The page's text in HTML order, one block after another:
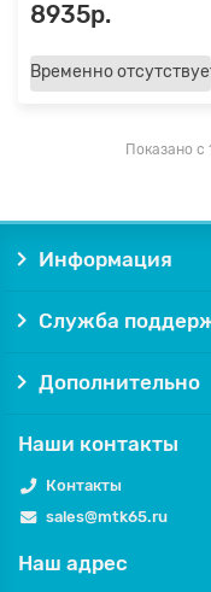
8935р.
Временно
Показано с
Информация
Служба
Дополнительно
Наши контакты
Контакты
sales@mtk65.ru
Наш адрес